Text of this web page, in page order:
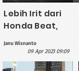
Lebih Irit dari
Honda Beat,
PHEV 2023
Bakal Segera
Janu Wisnanto
09 Apr 2023 09:09